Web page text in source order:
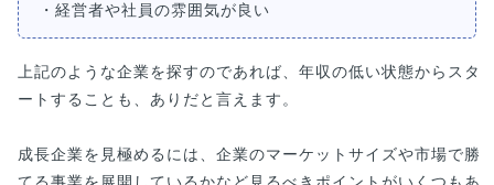
・経営者や社員の雰囲気が良い
上記のような企業を探すのであれば、年収の低い状態からスタ
ートすることも、ありだと言えます。
成長企業を見極めるには、企業のマーケットサイズや市場で勝